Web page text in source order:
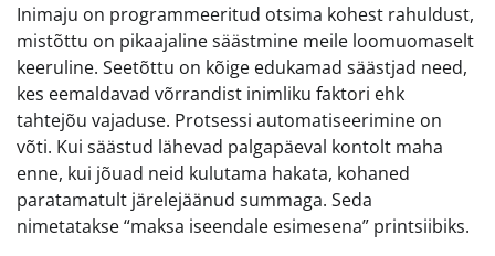
Inimaju on programmeeritud otsima kohest rahuldust,
mistõttu on pikaajaline säästmine meile loomuomaselt
keeruline. Seetõttu on kõige edukamad säästjad need,
kes eemaldavad võrrandist inimliku faktori ehk
tahtejõu vajaduse. Protsessi automatiseerimine on
võti. Kui säästud lähevad palgapäeval kontolt maha
enne, kui jõuad neid kulutama hakata, kohaned
paratamatult järelejäänud summaga. Seda
nimetatakse “maksa iseendale esimesena” printsiibiks.